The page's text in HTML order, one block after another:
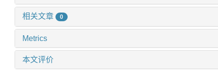
相关文章 0
Metrics
本文评价